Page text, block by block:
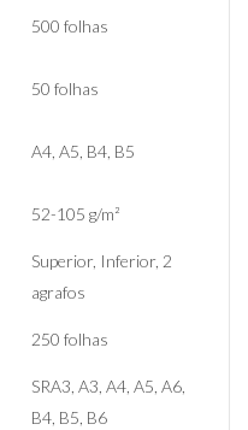
500 folhas
50 folhas
A4, A5, B4, B5
52-105 g/m²
Superior, Inferior, 2
agrafos
250 folhas
SRA3, A3, A4, A5, A6,
B4, B5, B6